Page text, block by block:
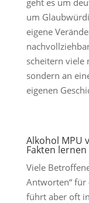
um
eigene
scheitern viele
sondern an
eigenen
Alkohol MPU
Fakten lernen
Viele
Antworten“ für
führt aber oft